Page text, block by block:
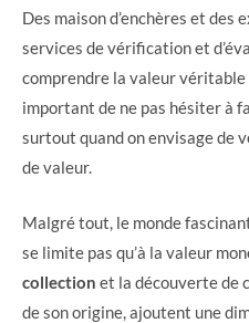
Des maison d’enchères et
services de vérification et
comprendre la valeur
important de ne pas hésiter à
surtout quand on envisage de
de valeur.
Malgré tout, le monde
se limite pas qu’à la valeur
collection et la découverte de
de son origine, ajoutent une